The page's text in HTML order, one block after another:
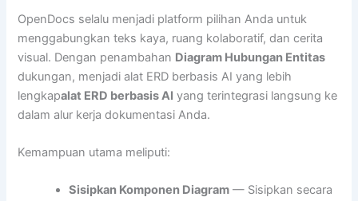
OpenDocs selalu menjadi platform pilihan Anda untuk
menggabungkan teks kaya, ruang kolaboratif, dan cerita
visual. Dengan penambahan Diagram Hubungan Entitas
dukungan, menjadi alat ERD berbasis AI yang lebih
lengkapalat ERD berbasis AI yang terintegrasi langsung ke
dalam alur kerja dokumentasi Anda.
Kemampuan utama meliputi:
Sisipkan Komponen Diagram — Sisipkan secara